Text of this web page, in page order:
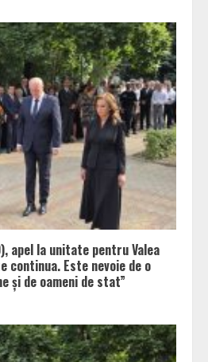
apel la unitate pentru Valea
continua. Este nevoie de o
și de oameni de stat”